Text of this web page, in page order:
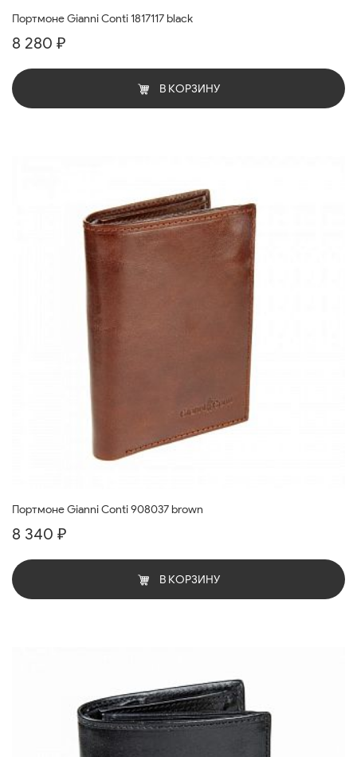
Портмоне Gianni Conti 1817117 black
8 280 ₽
В КОРЗИНУ
Портмоне Gianni Conti 908037 brown
8 340 ₽
В КОРЗИНУ